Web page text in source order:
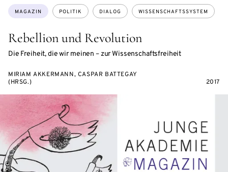
Rebellion und Revolution
Die Freiheit, die wir meinen – zur Wissenschaftsfreiheit
Themen:
MAGAZIN POLITIK DIALOG WISSENSCHAFTSSYSTEM
MIRIAM AKKERMANN, CASPAR BATTEGAY
(HRSG.)
2017